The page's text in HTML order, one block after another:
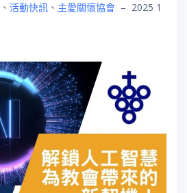
、 活動快訊 、 主愛關懷協會 – 2025 1